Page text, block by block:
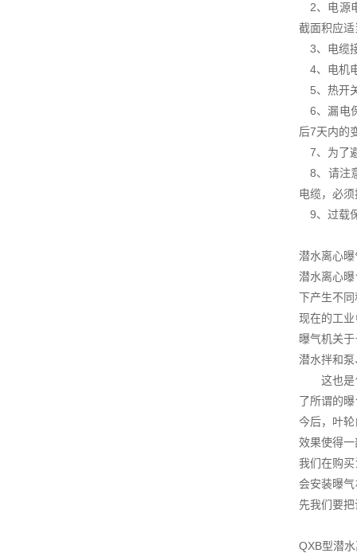
2、电源
截面积应
3、电缆
4、电机
5、热开
6、漏电
后7天内的
7、为了
8、请注
电缆，必
9、过载
潜水离心
潜水离心
下产生不
现在的工
曝气机关
潜水拌和
这也是使
了所谓的
今后，叶
效果使得
我们在购
会安装曝
先我们要
QXB型潜